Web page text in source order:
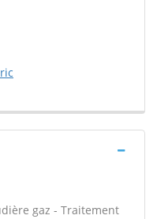
gaz - Traitement